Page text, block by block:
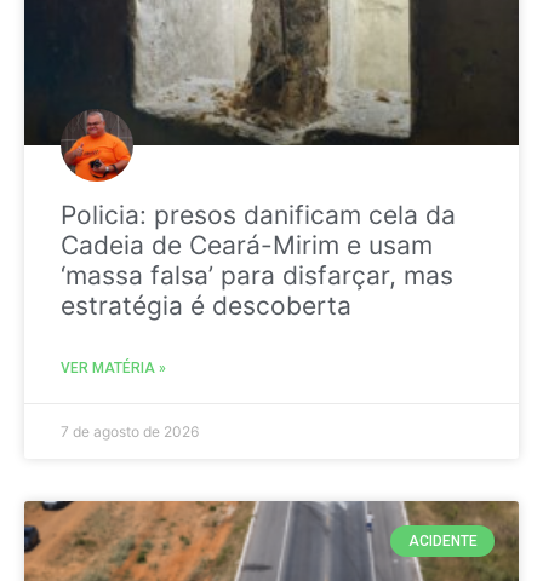
Policia: presos danificam cela da
Cadeia de Ceará-Mirim e usam
‘massa falsa’ para disfarçar, mas
estratégia é descoberta
VER MATÉRIA »
7 de agosto de 2026
ACIDENTE